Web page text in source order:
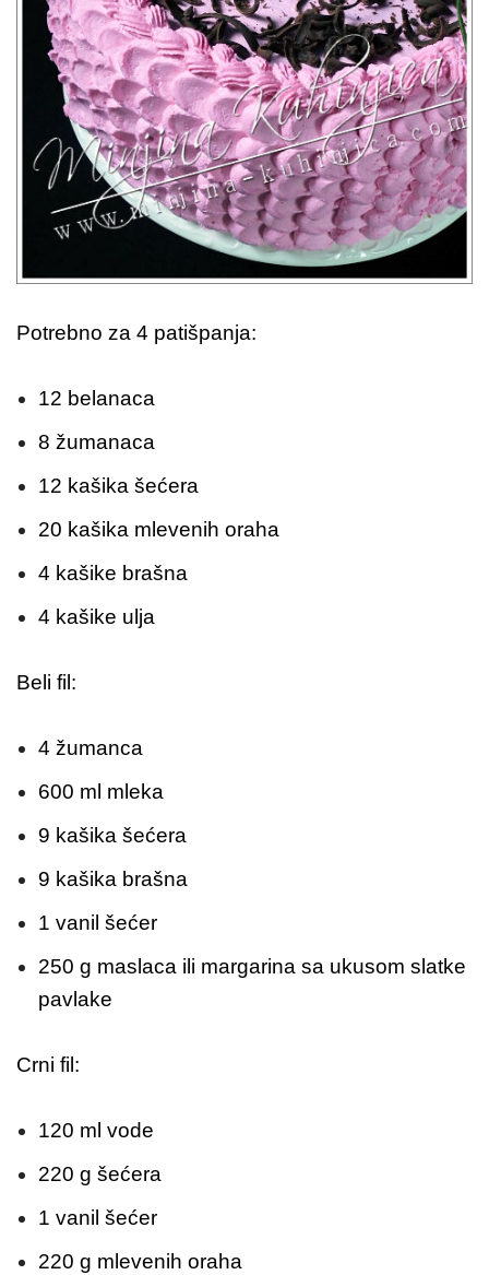
Potrebno za 4 patišpanja:
12 belanaca
8 žumanaca
12 kašika šećera
20 kašika mlevenih oraha
4 kašike brašna
4 kašike ulja
Beli fil:
4 žumanca
600 ml mleka
9 kašika šećera
9 kašika brašna
1 vanil šećer
250 g maslaca ili margarina sa ukusom slatke
pavlake
Crni fil:
120 ml vode
220 g šećera
1 vanil šećer
220 g mlevenih oraha